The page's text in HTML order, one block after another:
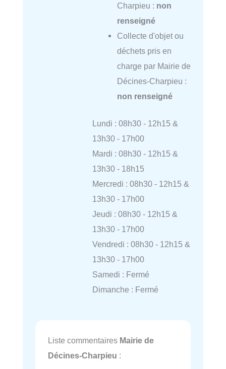
Charpieu : non
renseigné
Collecte d'objet ou
déchets pris en
charge par Mairie de
Décines-Charpieu :
non renseigné
Lundi : 08h30 - 12h15 &
13h30 - 17h00
Mardi : 08h30 - 12h15 &
13h30 - 18h15
Mercredi : 08h30 - 12h15 &
13h30 - 17h00
Jeudi : 08h30 - 12h15 &
13h30 - 17h00
Vendredi : 08h30 - 12h15 &
13h30 - 17h00
Samedi : Fermé
Dimanche : Fermé
Liste commentaires Mairie de
Décines-Charpieu :